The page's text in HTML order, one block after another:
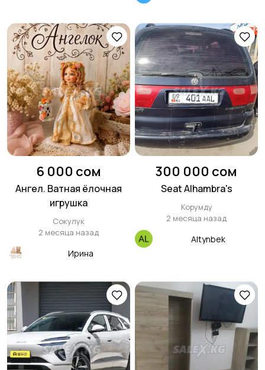
6 000 сом
Ангел. Ватная ёлочная
игрушка
Сокулук
2 месяца назад
Ирина
300 000 сом
Seat Alhambra's
Корумду
2 месяца назад
Altynbek